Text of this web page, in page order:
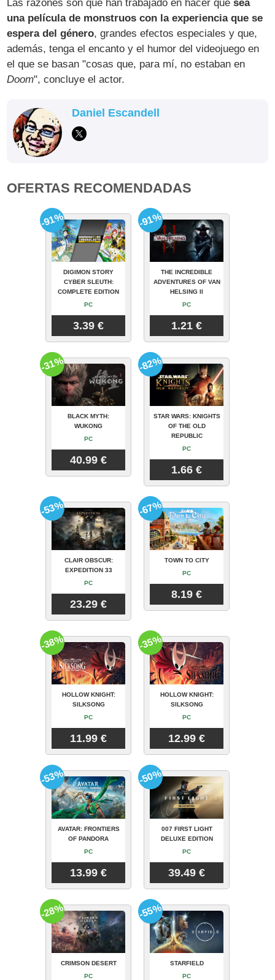
Las razones son que han trabajado en hacer quesea
una película de monstruos con la experiencia que se
espera del género, grandes efectos especiales y que,
además, tenga el encanto y el humor del videojuego en
el que se basan "cosas que, para mí, no estaban en
Doom", concluye el actor.
Daniel Escandell
OFERTAS RECOMENDADAS
DIGIMON STORY
CYBER SLEUTH:
COMPLETE EDITION
PC
3.39 €
-91%
THE INCREDIBLE
ADVENTURES OF VAN
HELSING II
PC
1.21 €
-91%
BLACK MYTH:
WUKONG
PC
40.99 €
-31%
STAR WARS: KNIGHTS
OF THE OLD
REPUBLIC
PC
1.66 €
-82%
CLAIR OBSCUR:
EXPEDITION 33
PC
23.29 €
-53%
TOWN TO CITY
PC
8.19 €
-67%
HOLLOW KNIGHT:
SILKSONG
PC
11.99 €
-38%
HOLLOW KNIGHT:
SILKSONG
PC
12.99 €
-35%
AVATAR: FRONTIERS
OF PANDORA
PC
13.99 €
-53%
007 FIRST LIGHT
DELUXE EDITION
PC
39.49 €
-50%
CRIMSON DESERT
PC
-28%
STARFIELD
PC
-55%